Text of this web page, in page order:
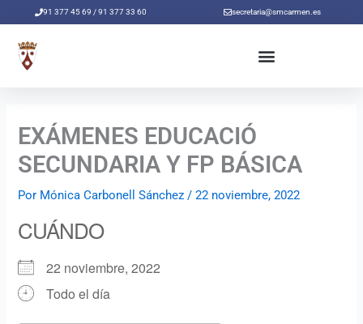
al
contenido
91 377 45 69 / 91 377 33 60 secretaria@smcarmen.es
EXÁMENES EDUCACIÓ
SECUNDARIA Y FP BÁSICA
Por Mónica Carbonell Sánchez/22 noviembre, 2022
CUÁNDO
22 noviembre, 2022
Todo el día